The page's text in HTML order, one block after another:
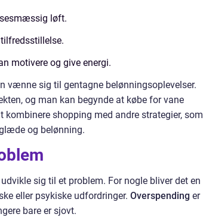
løft.
motivere og give energi.
sig til gentagne belønningsoplevelser.
og man kan begynde at købe for vane
shopping med andre strategier, som
og belønning.
sig til et problem. For nogle bliver det en
eller psykiske udfordringer. Overspending er
bare er sjovt.